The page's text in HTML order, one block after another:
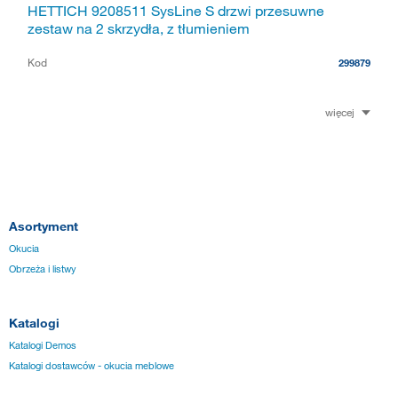
HETTICH 9208511 SysLine S drzwi przesuwne
zestaw na 2 skrzydła, z tłumieniem
Kod 299879
więcej
Asortyment
Okucia
Obrzeża i listwy
Katalogi
Katalogi Demos
Katalogi dostawców - okucia meblowe